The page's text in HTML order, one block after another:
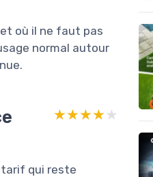
où il ne faut pas
normal autour
★★★★★
★★★★★
tarif qui reste